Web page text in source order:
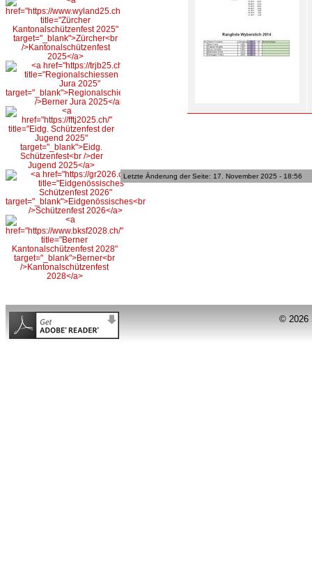
Letzte Änderung der Seite: 17. November 2025 - 18:56
© 2026